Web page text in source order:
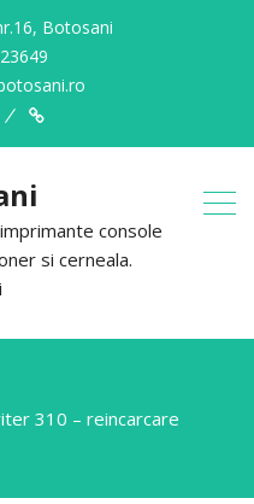
Botosani
Contact
console
si cerneala.
310 – reincarcare